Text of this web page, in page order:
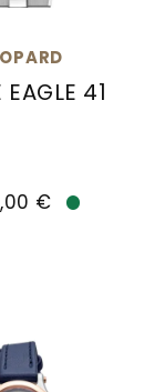
EAGLE 41
Eagle 41,
€